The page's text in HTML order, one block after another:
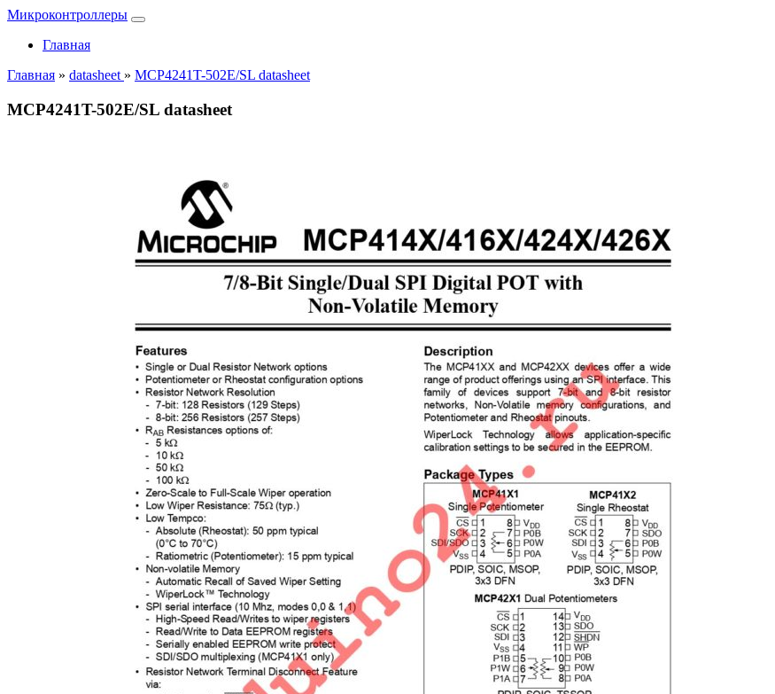
Микроконтроллеры
Главная
Главная » datasheet » MCP4241T-502E/SL datasheet
MCP4241T-502E/SL datasheet